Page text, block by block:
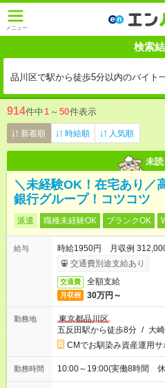
メニュー
検索
品川区で駅から徒歩5分以内のバイト
914件中1 ～ 50件表示
新着順 時給順 人気順
未読
＼未経験OK！在宅あり／
銀行グループ！コツコツ
派遣 職種未経験OK ブランクOK
給与
時給1950円 月収例
交通費別途支給あり
交通費 全額支給
月収例 30万円～
勤務地
東京都品川区
五反田駅から徒歩8分 / 大
CMでお馴染み資産運用
勤務時間 10:00～19:00(実働8時間